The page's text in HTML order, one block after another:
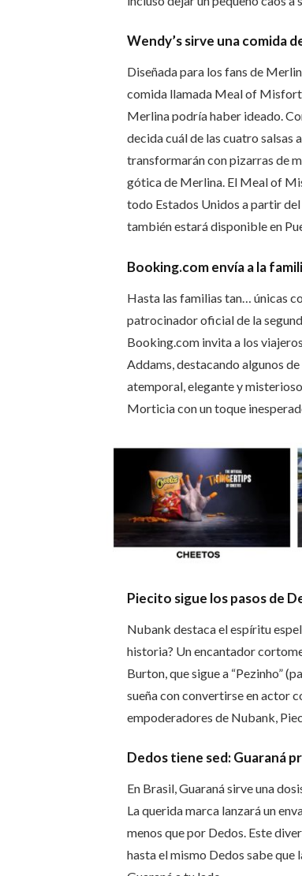
Wendy’s sirve una comida
Diseñada para los fans de
comida llamada Meal of
Merlina podría haber ideado.
decida cuál de las cuatro salsas
transformarán con pizarras de
gótica de Merlina. El Meal of
todo Estados Unidos a partir
también estará disponible en
Booking.com envía a la
Hasta las familias tan… únicas
patrocinador oficial de la
Booking.com invita a los
Addams, destacando algunos
atemporal, elegante y
Morticia con un toque
Piecito sigue los pasos de
Nubank destaca el espíritu
historia? Un encantador
Burton, que sigue a “Pezinho”
sueña con convertirse en actor
empoderadores de Nubank,
Dedos tiene sed: Guaraná
En Brasil, Guaraná sirve una
La querida marca lanzará un
menos que por Dedos. Este
hasta el mismo Dedos sabe que